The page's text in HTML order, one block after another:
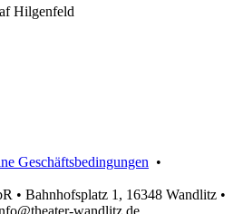
Hilgenfeld
Geschäftsbedingungen •
• Bahnhofsplatz 1, 16348 Wandlitz •
wandlitz.de